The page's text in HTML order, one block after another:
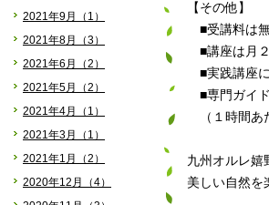
2021年9月（1）
2021年8月（3）
2021年6月（2）
2021年5月（2）
2021年4月（1）
2021年3月（1）
2021年1月（2）
2020年12月（4）
【その他】
■受講料は
■講座は月
■実践講座
■専門ガイ
（１時間あ
九州オルレ嬉
美しい自然を